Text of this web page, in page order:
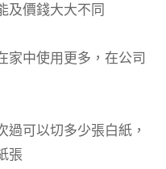
及價錢大大不同
家中使用更多，在公司
可以切多少張白紙，
張